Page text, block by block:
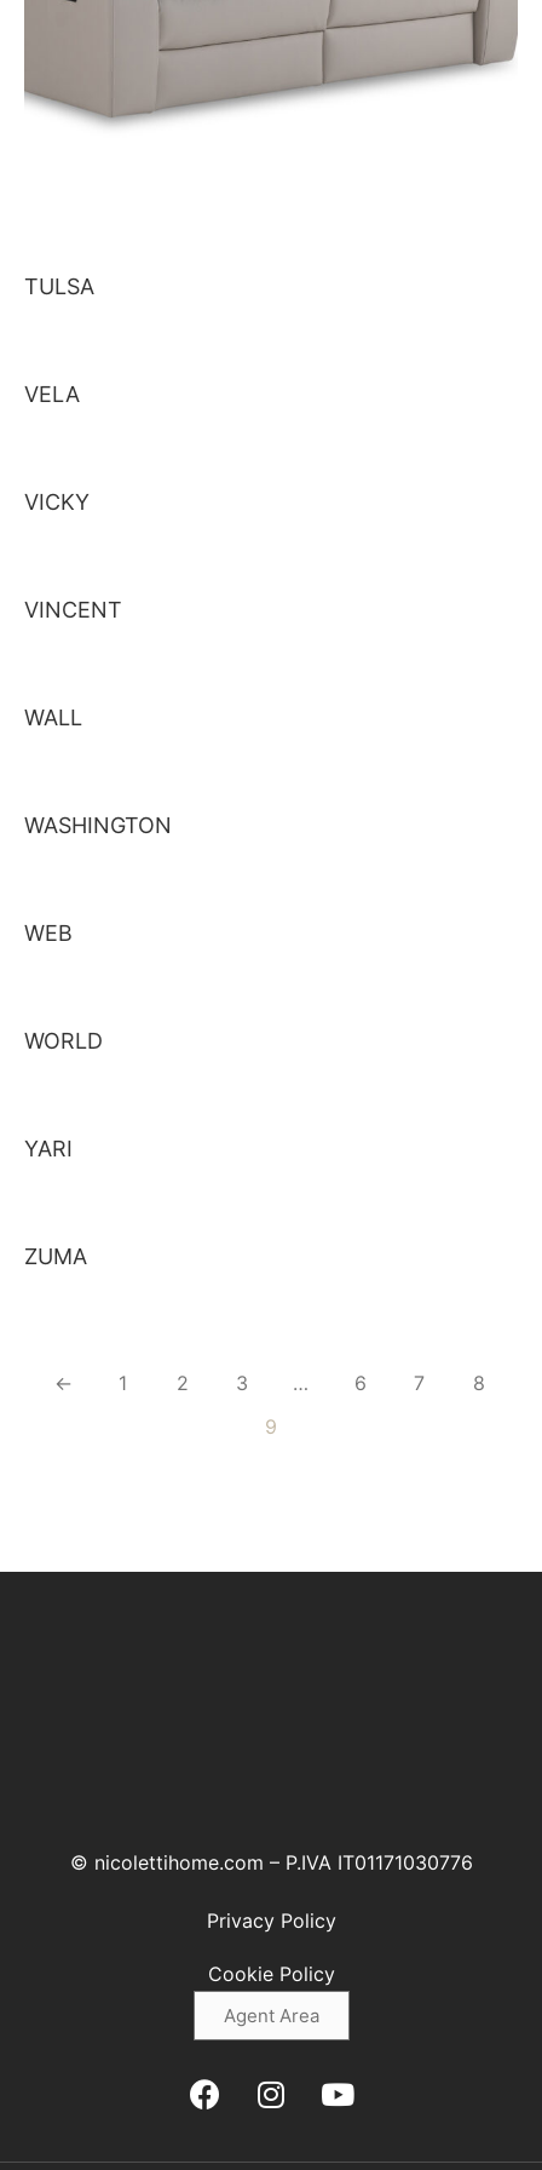
TULSA
VELA
VICKY
VINCENT
WALL
WASHINGTON
WEB
WORLD
YARI
ZUMA
← 1 2 3 … 6 7
8
9
© nicolettihome.com – P.IVA IT01171030776
Privacy Policy
Cookie Policy
Agent Area